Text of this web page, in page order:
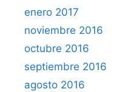
enero 2017
noviembre 2016
octubre 2016
septiembre 2016
agosto 2016